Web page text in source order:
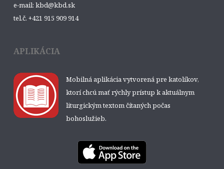
e-mail: kbd@kbd.sk
tel.č. +421 915 909 914
APLIKÁCIA
Mobilná aplikácia vytvorená pre katolíkov,
ktorí chcú mať rýchly prístup k aktuálnym
liturgickým textom čítaných počas
bohoslužieb.